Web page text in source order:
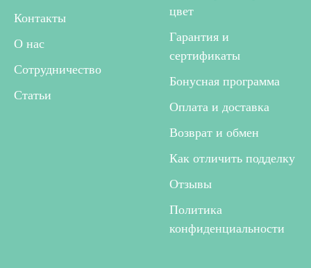
Контакты
О нас
Сотрудничество
Статьи
цвет
Гарантия и
сертификаты
Бонусная программа
Оплата и доставка
Возврат и обмен
Как отличить подделку
Отзывы
Политика
конфиденциальности